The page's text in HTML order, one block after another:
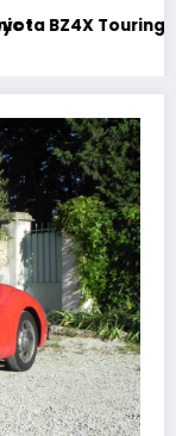
et baroudeur !